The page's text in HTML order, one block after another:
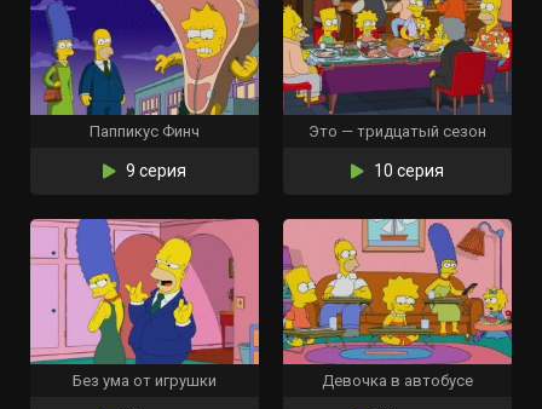
Паппикус Финч
9 серия
Это — тридцатый сезон
10 серия
Без ума от игрушки Девочка в автобусе